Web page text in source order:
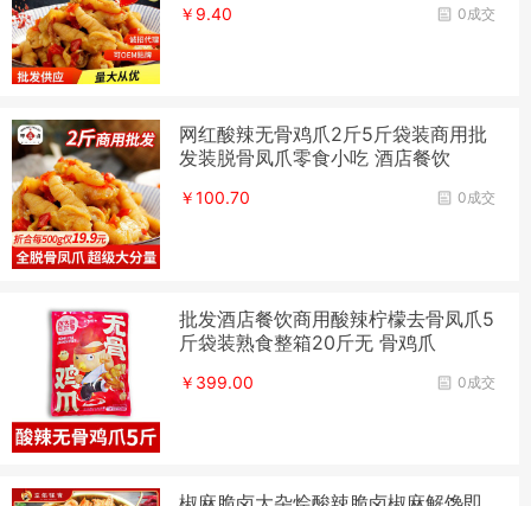
0成交
￥9.40
网红酸辣无骨鸡爪2斤5斤袋装商用批
发装脱骨凤爪零食小吃 酒店餐饮
0成交
￥100.70
批发酒店餐饮商用酸辣柠檬去骨凤爪5
斤袋装熟食整箱20斤无 骨鸡爪
0成交
￥399.00